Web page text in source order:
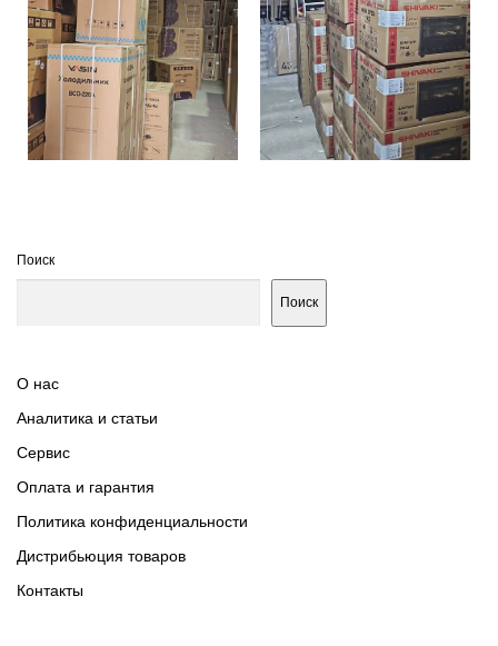
Поиск
Поиск
О нас
Аналитика и статьи
Сервис
Оплата и гарантия
Политика конфиденциальности
Дистрибьюция товаров
Контакты